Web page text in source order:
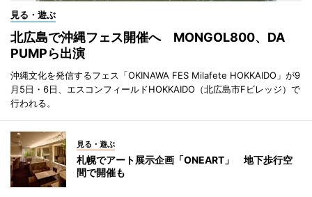
見る・遊ぶ
北広島で沖縄フェス開催へ MONGOL800、DA
PUMPら出演
沖縄文化を発信するフェス「OKINAWA FES Milafete HOKKAIDO」が9
月5日・6日、エスコンフィールドHOKKAIDO（北広島市Fビレッジ）で
行われる。
見る・遊ぶ
札幌でアート展示企画「ONEART」 地下歩行空
間で開催も